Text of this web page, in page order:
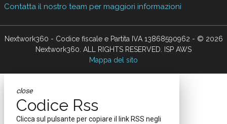
Contatta il nostro team per maggiori informazioni
Nextwork360 - Codice fiscale e Partita IVA 13868590962 - © 2026
Nextwork360. ALL RIGHTS RESERVED. ISP AWS
Mappa del sito
close
Codice Rss
Clicca sul pulsante per copiare il link RSS negli